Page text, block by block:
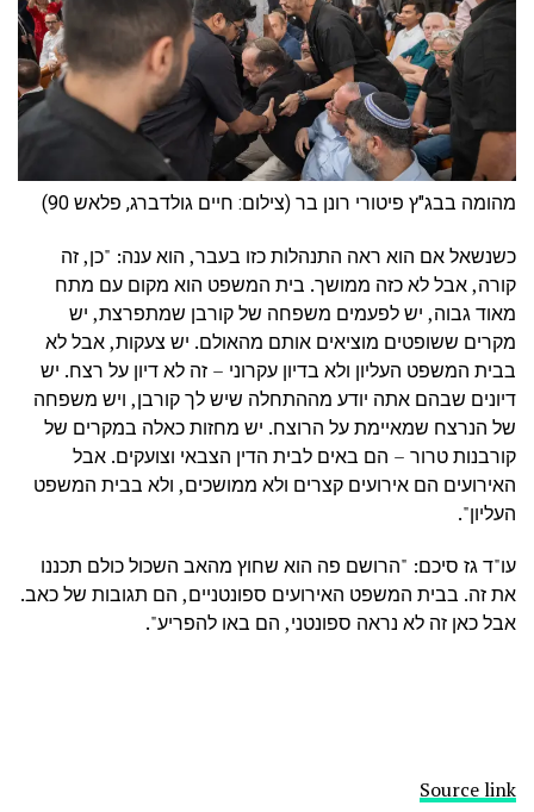
מהומה בבג"ץ פיטורי רונן בר (צילום: חיים גולדברג, פלאש 90)
כשנשאל אם הוא ראה התנהלות כזו בעבר, הוא ענה: "כן, זה
קורה, אבל לא כזה ממושך. בית המשפט הוא מקום עם מתח
מאוד גבוה, יש לפעמים משפחה של קורבן שמתפרצת, יש
מקרים ששופטים מוציאים אותם מהאולם. יש צעקות, אבל לא
בבית המשפט העליון ולא בדיון עקרוני – זה לא דיון על רצח. יש
דיונים שבהם אתה יודע מההתחלה שיש לך קורבן, ויש משפחה
של הנרצח שמאיימת על הרוצח. יש מחזות כאלה במקרים של
קורבנות טרור – הם באים לבית הדין הצבאי וצועקים. אבל
האירועים הם אירועים קצרים ולא ממושכים, ולא בבית המשפט
העליון".
עו"ד גז סיכם: "הרושם פה הוא שחוץ מהאב השכול כולם תכננו
את זה. בבית המשפט האירועים ספונטניים, הם תגובות של כאב.
אבל כאן זה לא נראה ספונטני, הם באו להפריע".
Source link